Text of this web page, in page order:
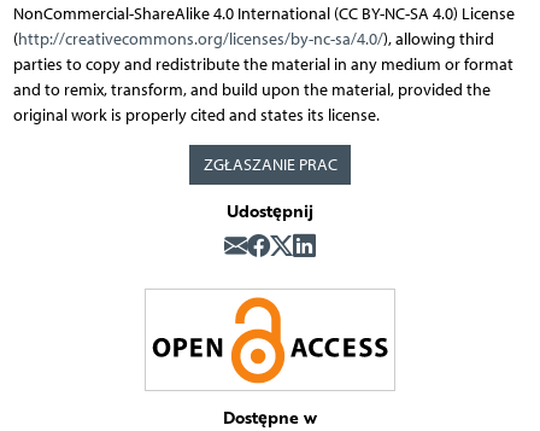
NonCommercial-ShareAlike 4.0 International (CC BY-NC-SA 4.0) License
(http://creativecommons.org/licenses/by-nc-sa/4.0/), allowing third
parties to copy and redistribute the material in any medium or format
and to remix, transform, and build upon the material, provided the
original work is properly cited and states its license.
ZGŁASZANIE PRAC
Udostępnij
Dostępne w